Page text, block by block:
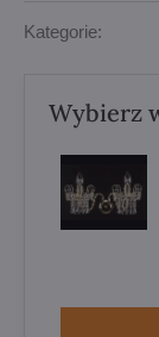
Kategorie:
Wybierz